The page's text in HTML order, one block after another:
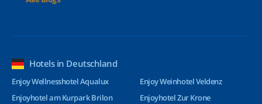
Hotels in Deutschland
Enjoy Wellnesshotel Aqualux
Enjoyhotel am Kurpark Brilon
Enjoy Weinhotel Veldenz
Enjoyhotel Zur Krone